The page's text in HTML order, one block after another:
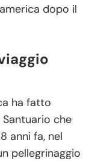
dopo il
ha fatto
che
anni fa, nel
pellegrinaggio